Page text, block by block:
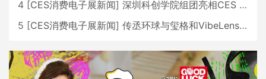
4 [CES消费电子展新闻] 深圳科创学院组团亮相CES 广受好评
5 [CES消费电子展新闻] 传丞环球与玺格和VibeLens共同推出全新耳机